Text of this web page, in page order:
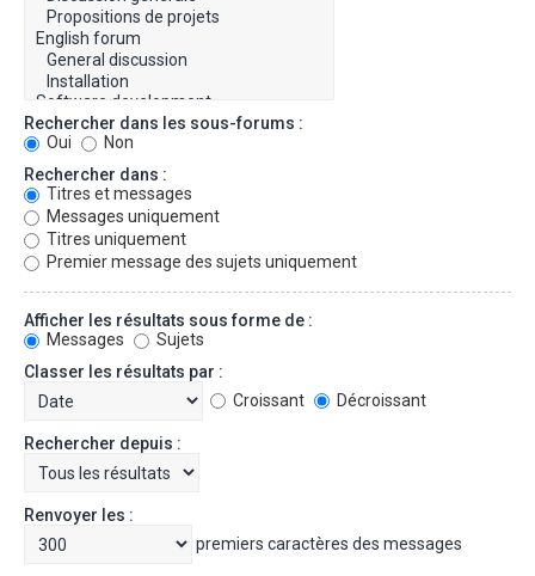
Rechercher dans les sous-forums :
Oui
Non
Rechercher dans :
Titres et messages
Messages uniquement
Titres uniquement
Premier message des sujets uniquement
Afficher les résultats sous forme de :
Messages
Sujets
Classer les résultats par :
Croissant
Décroissant
Rechercher depuis :
Renvoyer les :
premiers caractères des messages